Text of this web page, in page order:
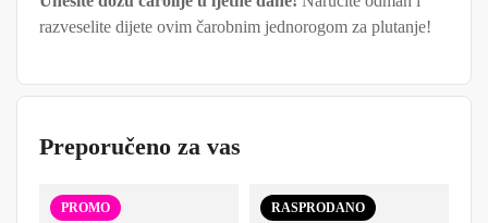
razveselite dijete ovim čarobnim jednorogom za plutanje!
Preporučeno za vas
PROMO RASPRODANO